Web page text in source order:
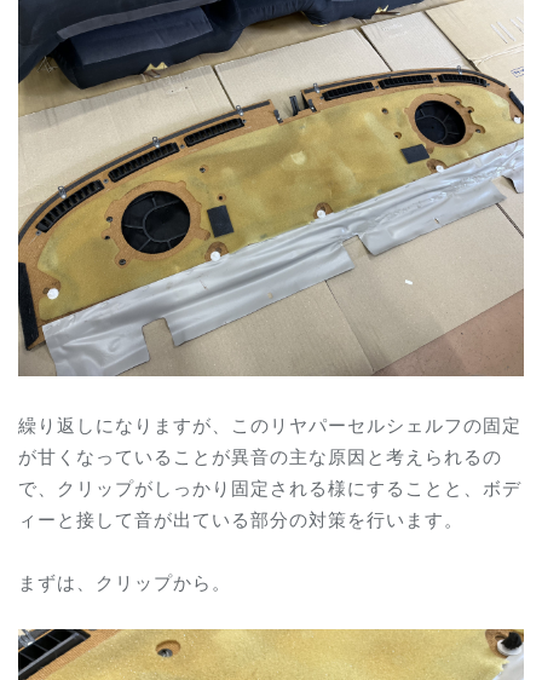
繰り返しになりますが、このリヤパーセルシェルフの固定
が甘くなっていることが異音の主な原因と考えられるの
で、クリップがしっかり固定される様にすることと、ボデ
ィーと接して音が出ている部分の対策を行います。
まずは、クリップから。